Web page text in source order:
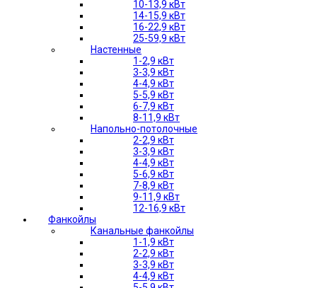
10-13,9 кВт
14-15,9 кВт
16-22,9 кВт
25-59,9 кВт
Настенные
1-2,9 кВт
3-3,9 кВт
4-4,9 кВт
5-5,9 кВт
6-7,9 кВт
8-11,9 кВт
Напольно-потолочные
2-2,9 кВт
3-3,9 кВт
4-4,9 кВт
5-6,9 кВт
7-8,9 кВт
9-11,9 кВт
12-16,9 кВт
Фанкойлы
Канальные фанкойлы
1-1,9 кВт
2-2,9 кВт
3-3,9 кВт
4-4,9 кВт